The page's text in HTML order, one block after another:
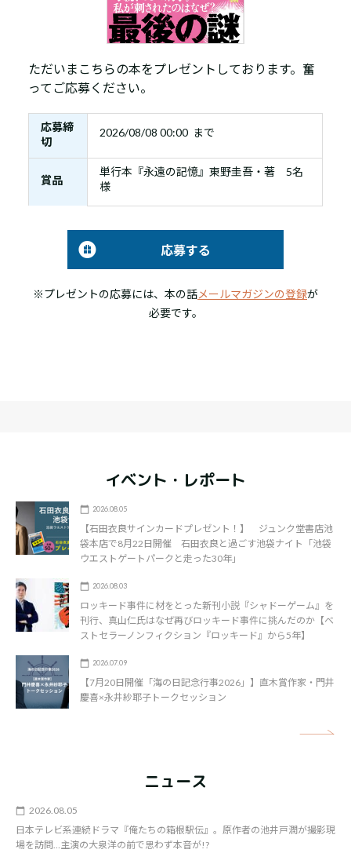
ただいまこちらの本をプレゼントしております。奮
ってご応募ください。
応募締
切
2026/08/08 00:00 まで
賞品
単行本『永遠の記憶』東野圭吾・著 5名
様
応募する
※プレゼントの応募には、本の話メールマガジンの登録が
必要です。
イベント・レポート
2026.08.05
【石田衣良サインカードプレゼント！】 ジュンク堂書店池
袋本店で8月22日開催 石田衣良と過ごす池袋ナイト「池袋
ウエストゲートパークと走った30年」
2026.08.03
ロッキード事件に材をとった新刊小説『シャドーゲーム』を
刊行、真山仁氏はなぜ再びロッキード事件に挑んだのか【ベ
ストセラーノンフィクション『ロッキード』から5年】
2026.07.09
【7月20日開催「海の日記念行事2026」】直木賞作家・門井
慶喜×永井紗耶子トークセッション
ニュース
2026.08.05
日本テレビ系連続ドラマ『俺たちの箱根駅伝』。原作者の池井戸潤が撮影現
場を訪問…主演の大泉洋の前で思わず本音が!?